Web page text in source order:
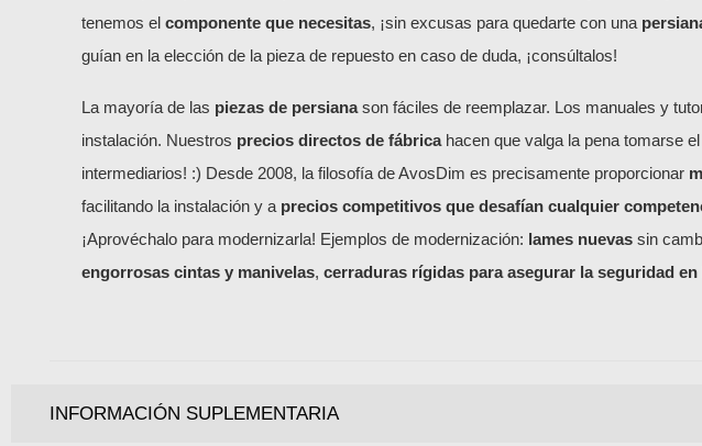
tenemos el componente que necesitas, ¡sin excusas para quedarte con una
guían en la elección de la pieza de repuesto en caso de duda, ¡consúltalos!
La mayoría de las piezas de persianason fáciles de reemplazar. Los manuales y
instalación. Nuestros precios directos de fábricahacen que valga la pena tomarse
intermediarios! :) Desde 2008, la filosofía de AvosDim es precisamente proporcionar
facilitando la instalación y a precios competitivos que desafían cualquier
¡Aprovéchalo para modernizarla! Ejemplos de modernización: lames nuevas sin
engorrosas cintas y manivelas, cerraduras rígidas para asegurar la seguridad
INFORMACIÓN SUPLEMENTARIA